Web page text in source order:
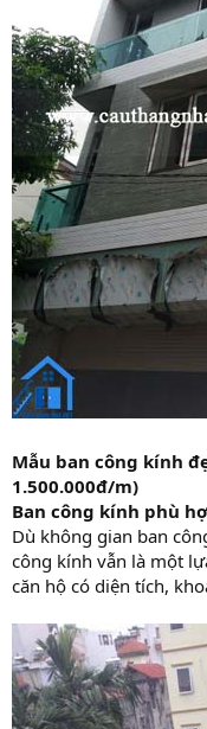
Mẫu ban công kính
1.500.000đ/m)
Ban công kính phù
Dù không gian ban
công kính vẫn là một
căn hộ có diện tích,